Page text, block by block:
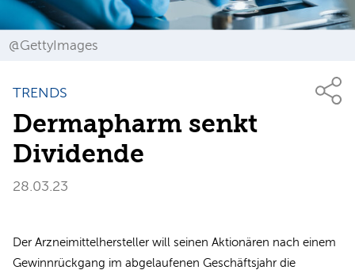
@GettyImages
TRENDS
Dermapharm senkt
Dividende
28.03.23
Der Arzneimittelhersteller will seinen Aktionären nach einem
Gewinnrückgang im abgelaufenen Geschäftsjahr die